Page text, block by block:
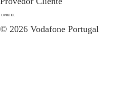
© 2026 Vodafone Portugal